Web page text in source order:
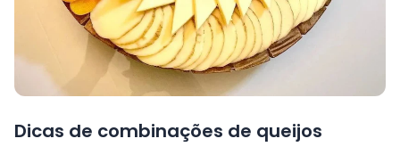
Dicas de combinações de queijos